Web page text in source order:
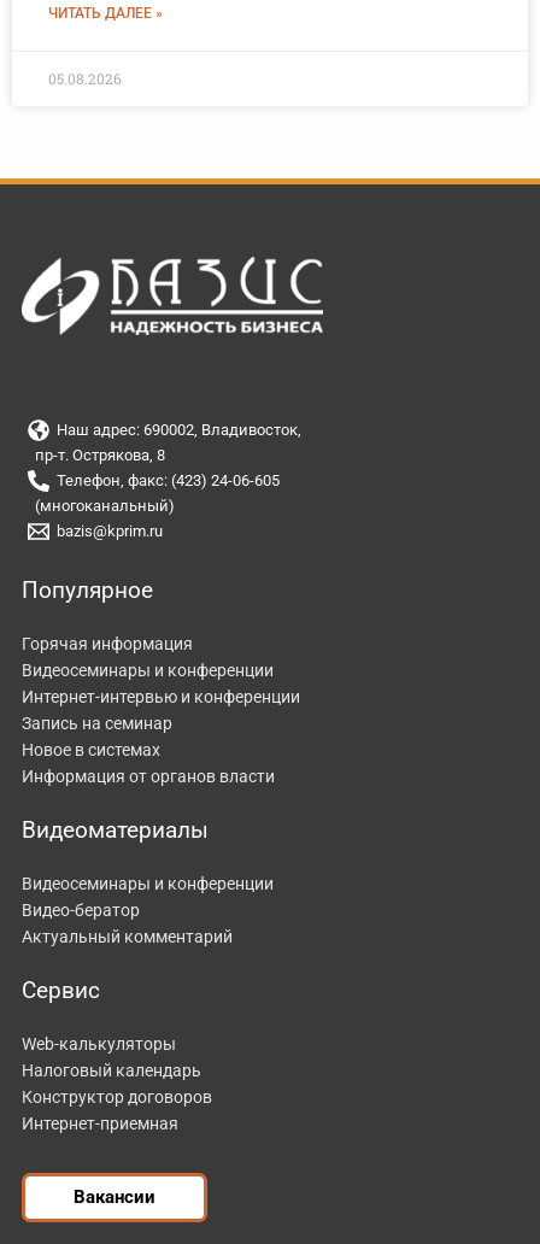
ЧИТАТЬ ДАЛЕЕ »
05.08.2026
Наш адрес: 690002, Владивосток,
пр-т. Острякова, 8
Телефон, факс: (423) 24-06-605
(многоканальный)
bazis@kprim.ru
Популярное
Горячая информация
Видеосеминары и конференции
Интернет-интервью и конференции
Запись на семинар
Новое в системах
Информация от органов власти
Видеоматериалы
Видеосеминары и конференции
Видео-бератор
Актуальный комментарий
Сервис
Web-калькуляторы
Налоговый календарь
Конструктор договоров
Интернет-приемная
Вакансии